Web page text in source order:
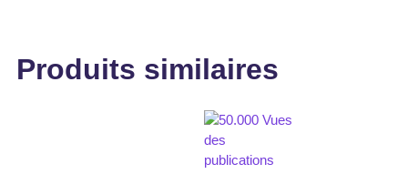
Produits similaires